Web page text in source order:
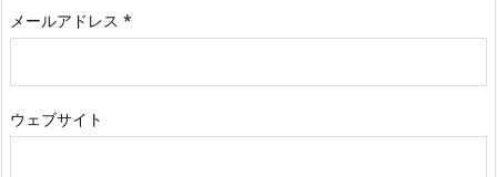
メールアドレス *
ウェブサイト